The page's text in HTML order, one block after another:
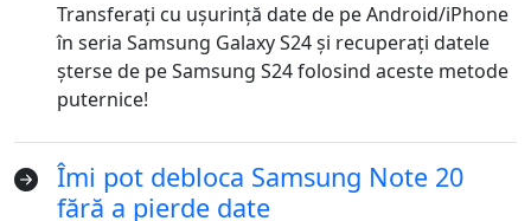
Transferați cu ușurință date de pe Android/iPhone
în seria Samsung Galaxy S24 și recuperați datele
șterse de pe Samsung S24 folosind aceste metode
puternice!
Îmi pot debloca Samsung Note 20
fără a pierde date
English Nederlands
Tiếng Việt
日本
Español
Português
Norsk
Suomalainen
Svenska